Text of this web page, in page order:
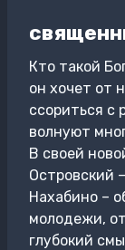
Кто такой
он хочет от
ссориться с
волнуют
В своей
Островский
Нахабино –
молодежи,
глубокий